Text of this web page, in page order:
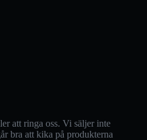
att ringa oss. Vi säljer inte
bra att kika på produkterna